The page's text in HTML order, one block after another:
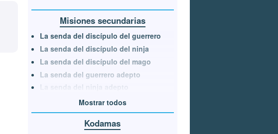
Misiones secundarias
La senda del discípulo del guerrero
La senda del discípulo del ninja
La senda del discípulo del mago
La senda del guerrero adepto
La senda del ninja adepto
Mostrar todos
Kodamas